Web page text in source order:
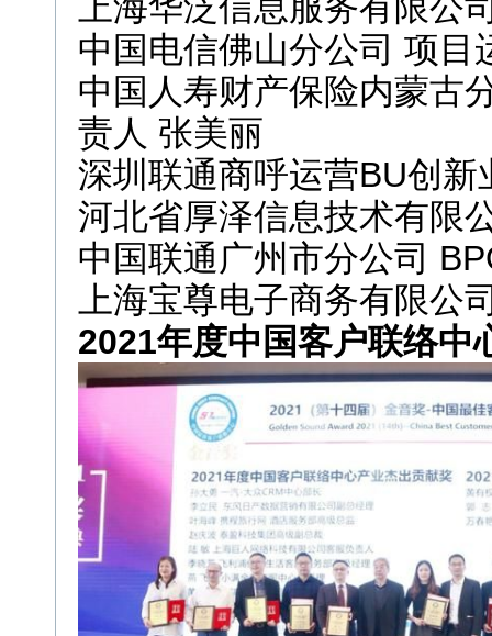
中国电信佛山分公司 项目
中国人寿财产保险内蒙古
责人 张美丽
深圳联通商呼运营BU创
河北省厚泽信息技术有限
中国联通广州市分公司
上海宝尊电子商务有限公
2021年度中国客户联络中